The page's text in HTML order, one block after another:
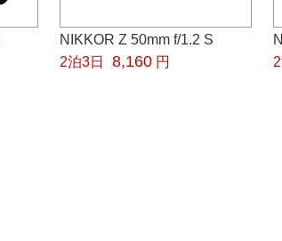
NIKKOR Z 50mm f/1.2 S
2泊3日
8,160 円